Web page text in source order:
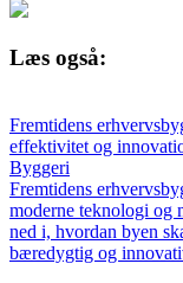
Læs også:
Fremtidens
effektivitet og
Byggeri
Fremtidens
moderne teknologi og
ned i, hvordan byen
bæredygtig og